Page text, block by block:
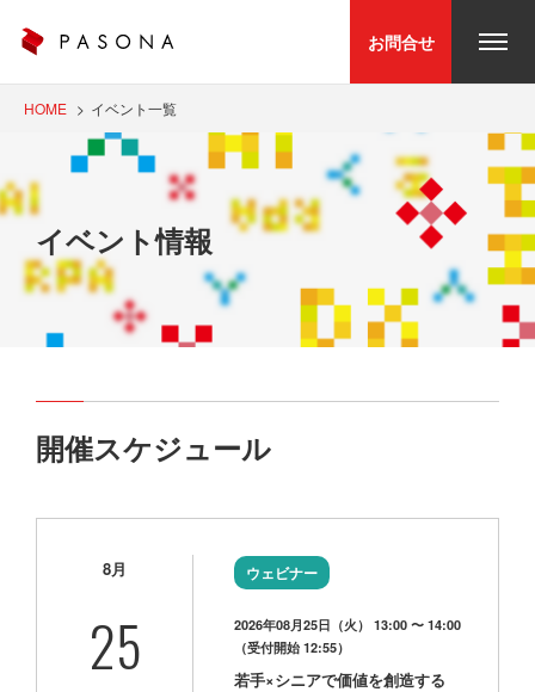
お問合せ
HOME イベント一覧
イベント情報
開催スケジュール
8月
25
ウェビナー
2026年08月25日（火） 13:00 〜 14:00
（受付開始 12:55）
若手×シニアで価値を創造する